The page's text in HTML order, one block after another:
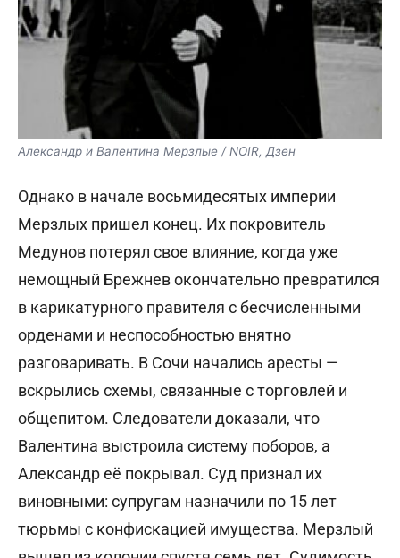
Александр и Валентина Мерзлые / NOIR, Дзен
Однако в начале восьмидесятых империи
Мерзлых пришел конец. Их покровитель
Медунов потерял свое влияние, когда уже
немощный Брежнев окончательно превратился
в карикатурного правителя с бесчисленными
орденами и неспособностью внятно
разговаривать. В Сочи начались аресты —
вскрылись схемы, связанные с торговлей и
общепитом. Следователи доказали, что
Валентина выстроила систему поборов, а
Александр её покрывал. Суд признал их
виновными: супругам назначили по 15 лет
тюрьмы с конфискацией имущества. Мерзлый